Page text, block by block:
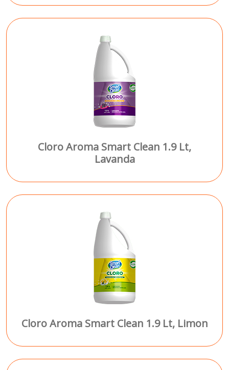
Cloro Aroma Smart Clean 1.9 Lt,
Lavanda
Cloro Aroma Smart Clean 1.9 Lt, Limon